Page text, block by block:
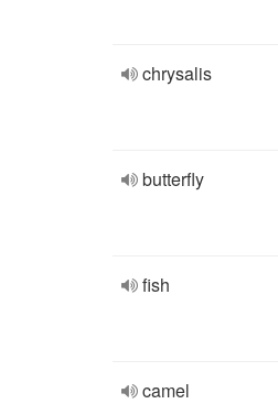
chrysalis
butterfly
fish
camel